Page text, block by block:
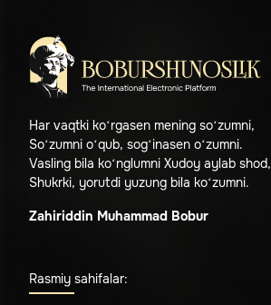
Har vaqtki ko‘rgasen mening so‘zumni,
So‘zumni o‘qub, sog‘inasen o‘zumni.
Vasling bila ko‘nglumni Xudoy aylab shod,
Shukrki, yorutdi yuzung bila ko‘zumni.
Zahiriddin Muhammad Bobur
Rasmiy sahifalar: